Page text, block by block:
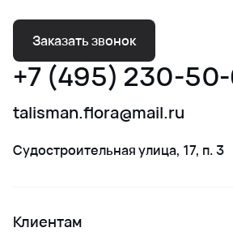
Заказать звонок
+7 (495) 230-50-
talisman.flora@mail.ru
Судостроительная улица, 17, п. 3
Клиентам